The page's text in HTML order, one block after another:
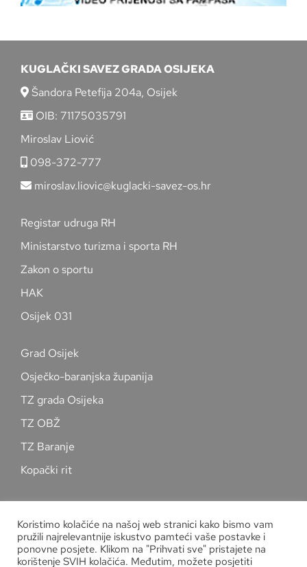
KUGLAČKI SAVEZ GRADA OSIJEKA
Šandora Petefija 204a, Osijek
OIB: 71175035791
Miroslav Liović
098-372-777
miroslav.liovic@kuglacki-savez-os.hr
Registar udruga RH
Ministarstvo turizma i sporta RH
Zakon o sportu
HAK
Osijek 031
Grad Osijek
Osječko-baranjska županija
TZ grada Osijeka
TZ OBŽ
TZ Baranje
Kopački rit
Koristimo kolačiće na našoj web stranici kako bismo vam
pružili najrelevantnije iskustvo pamteći vaše postavke i
ponovne posjete. Klikom na "Prihvati sve" pristajete na
korištenje SVIH kolačića. Međutim, možete posjetiti